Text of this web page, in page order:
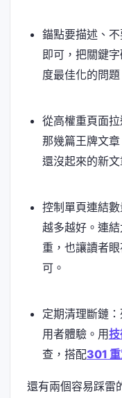
錨點要描述、
即可，把關鍵
度最佳化的問題
從高權重頁面
那幾篇王牌文
還沒起來的新
控制單頁連結
越多越好。連
重，也讓讀者
可。
定期清理斷鏈
用者體驗。用技
查，搭配301
還有兩個容易踩雷